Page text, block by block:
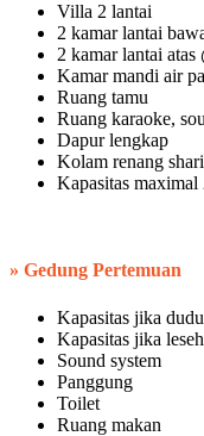
Villa 2 lantai
2 kamar lantai
2 kamar lantai atas
Kamar mandi air
Ruang tamu
Ruang karaoke,
Dapur lengkap
Kolam renang
Kapasitas maximal
» Gedung Pertemuan
Kapasitas jika
Kapasitas jika
Sound system
Panggung
Toilet
Ruang makan